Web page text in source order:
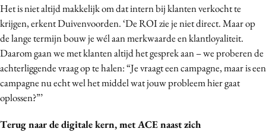
Het is niet altijd makkelijk om dat intern bij klanten verkocht te
krijgen, erkent Duivenvoorden. ‘De ROI zie je niet direct. Maar op
de lange termijn bouw je wél aan merkwaarde en klantloyaliteit.
Daarom gaan we met klanten altijd het gesprek aan – we proberen de
achterliggende vraag op te halen: “Je vraagt een campagne, maar is een
campagne nu echt wel het middel wat jouw probleem hier gaat
oplossen?”’
Terug naar de digitale kern, met ACE naast zich